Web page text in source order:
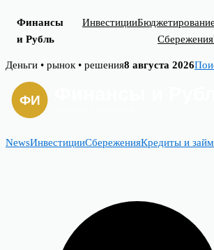
Финансы
и Рубль
ИнвестицииБюджетирование
Сбережения
Skip
content
Деньги • рынок • решения8 августа 2026
NewsИнвестицииСбереженияКредиты и